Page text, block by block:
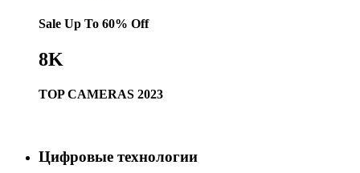
Sale Up To 60% Off
8K
TOP CAMERAS 2023
Цифровые технологии